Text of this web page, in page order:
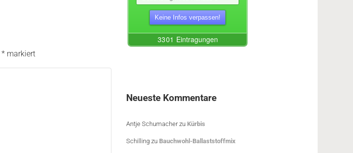
* markiert
Neueste Kommentare
Antje Schumacherzu Kürbis
Schilling zu Bauchwohl-Ballaststoffmix